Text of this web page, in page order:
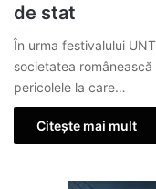
de stat
În urma festivalului
societatea
pericolele la care…
Citește mai mult